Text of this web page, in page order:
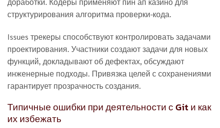
структурирования алгоритма проверки-кода.
Issues трекеры способствуют контролировать задачами
проектирования. Участники создают задачи для новых
функций, докладывают об дефектах, обсуждают
инженерные подходы. Привязка целей с сохранениями
гарантирует прозрачность создания.
Типичные ошибки при деятельности с Git и как
их избежать